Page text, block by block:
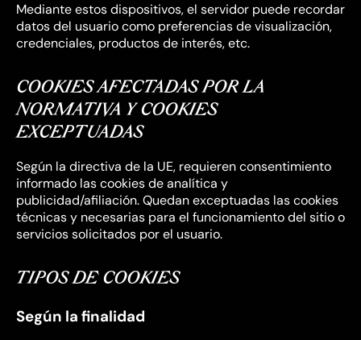
Mediante estos dispositivos, el servidor puede recordar
datos del usuario como preferencias de visualización,
credenciales, productos de interés, etc.
COOKIES AFECTADAS POR LA
NORMATIVA Y COOKIES
EXCEPTUADAS
Según la directiva de la UE, requieren consentimiento
informado las cookies de analítica y
publicidad/afiliación. Quedan exceptuadas las cookies
técnicas y necesarias para el funcionamiento del sitio o
servicios solicitados por el usuario.
TIPOS DE COOKIES
Según la finalidad